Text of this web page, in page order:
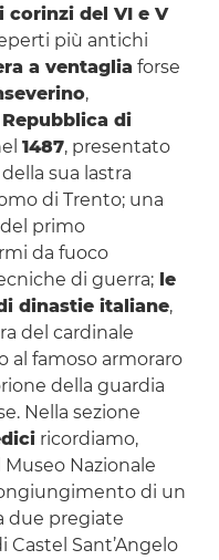
corinzi del VI e V
più antichi
a ventaglia forse
,
Repubblica di
1487, presentato
sua lastra
di Trento; una
primo
da fuoco
di guerra;le
dinastie italiane,
del cardinale
al famoso armoraro
della guardia
Nella sezione
ricordiamo,
Nazionale
di un
due pregiate
Sant’Angelo